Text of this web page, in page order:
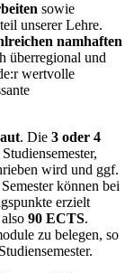
sowie
unserer Lehre.
namhaften
überregional und
wertvolle
. Die 3 oder 4
wird und ggf.
können bei
erzielt
90 ECTS.
zu belegen, so